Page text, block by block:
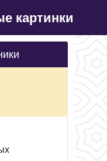
картинки